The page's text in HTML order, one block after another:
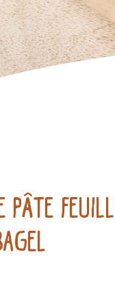
pâte